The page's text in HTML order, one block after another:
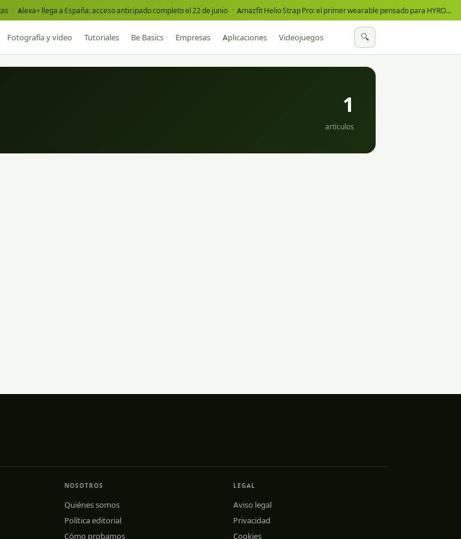
· Alexa+ llega a España: acceso anticipado completo el 22 de junio · Amazfit Helio Strap Pro: el primer wearable pensado para HYROX
Fotografía y vídeo Tutoriales Be Basics Empresas Aplicaciones Videojuegos 🔍
1
artículos
NOSOTROS
Quiénes somos
Política editorial
Cómo probamos
LEGAL
Aviso legal
Privacidad
Cookies